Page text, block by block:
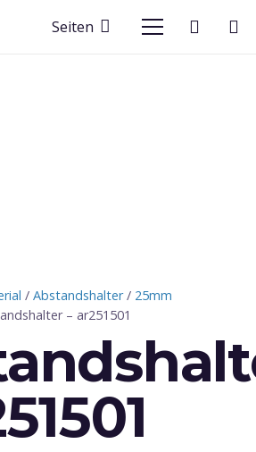
Seiten
/ Abstandshalter/ 25mm
– ar251501